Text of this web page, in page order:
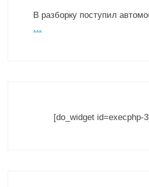
В разборку поступил
…
[do_widget id=execphp-3]